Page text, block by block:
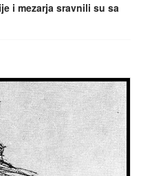
i mezarja sravnili su sa